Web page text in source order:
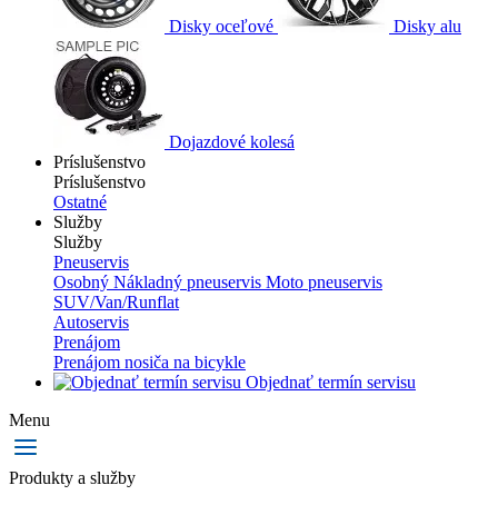
Disky oceľové Disky alu
Dojazdové kolesá
Príslušenstvo
Príslušenstvo
Ostatné
Služby
Služby
Pneuservis
Osobný Nákladný pneuservis Moto pneuservis
SUV/Van/Runflat
Autoservis
Prenájom
Prenájom nosiča na bicykle
Objednať termín servisu
Menu
Produkty a služby